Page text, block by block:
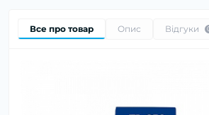
Все про товар Опис Відгуки